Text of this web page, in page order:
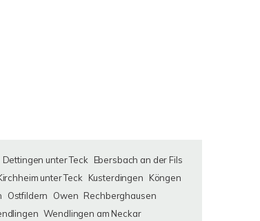
Dettingen unter Teck
Ebersbach an der Fils
unter Teck Kusterdingen
Köngen
Ostfildern Owen Rechberghausen
Wendlingen am Neckar